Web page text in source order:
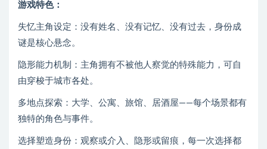
游戏特色：
失忆主角设定：没有姓名、没有记忆、没有过去，身份成
谜是核心悬念。
隐形能力机制：主角拥有不被他人察觉的特殊能力，可自
由穿梭于城市各处。
多地点探索：大学、公寓、旅馆、居酒屋——每个场景都有
独特的角色与事件。
选择塑造身份：观察或介入、隐形或留痕，每一次选择都